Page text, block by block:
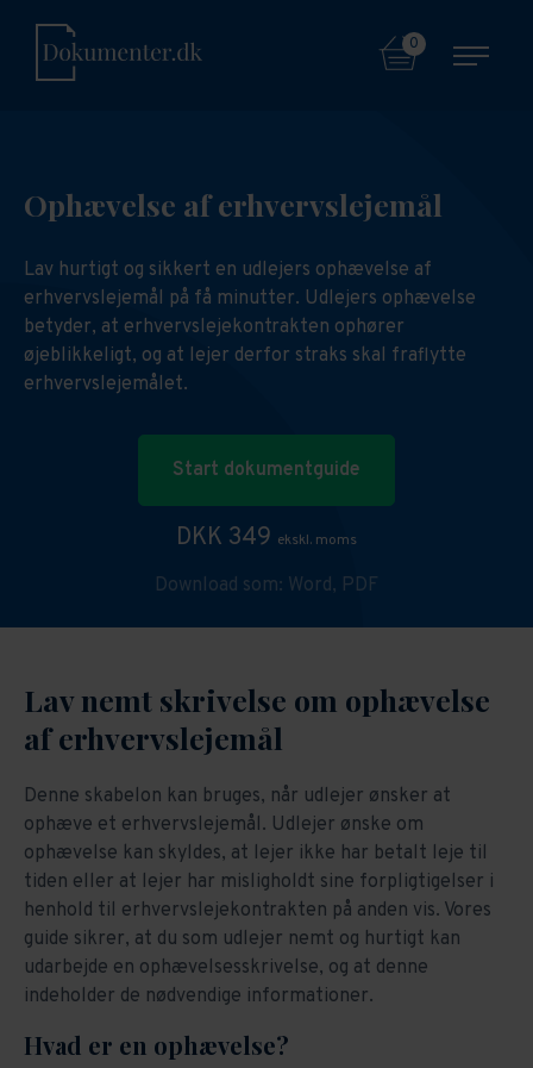
0
Ophævelse af erhvervslejemål
Lav hurtigt og sikkert en udlejers ophævelse af
erhvervslejemål på få minutter. Udlejers ophævelse
betyder, at erhvervslejekontrakten ophører
øjeblikkeligt, og at lejer derfor straks skal fraflytte
erhvervslejemålet.
Start dokumentguide
DKK 349 ekskl. moms
Download som: Word, PDF
Lav nemt skrivelse om ophævelse
af erhvervslejemål
Denne skabelon kan bruges, når udlejer ønsker at
ophæve et erhvervslejemål. Udlejer ønske om
ophævelse kan skyldes, at lejer ikke har betalt leje til
tiden eller at lejer har misligholdt sine forpligtigelser i
henhold til erhvervslejekontrakten på anden vis. Vores
guide sikrer, at du som udlejer nemt og hurtigt kan
udarbejde en ophævelsesskrivelse, og at denne
indeholder de nødvendige informationer.
Hvad er en ophævelse?